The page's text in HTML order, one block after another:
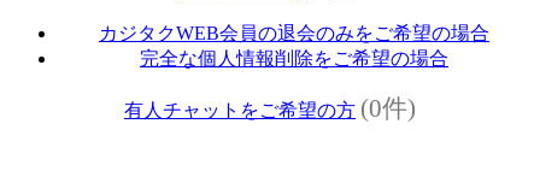
カジタクWEB会員の退会のみをご希望の場合
完全な個人情報削除をご希望の場合
有人チャットをご希望の方 (0件)